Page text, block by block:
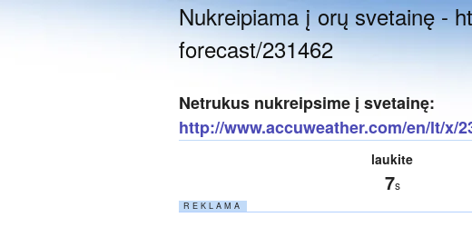
Nukreipiama į orų svetainę -
forecast/231462
Netrukus nukreipsime į svetainę:
http://www.accuweather.com/en/lt/x/
laukite
6s
R E K L A M A